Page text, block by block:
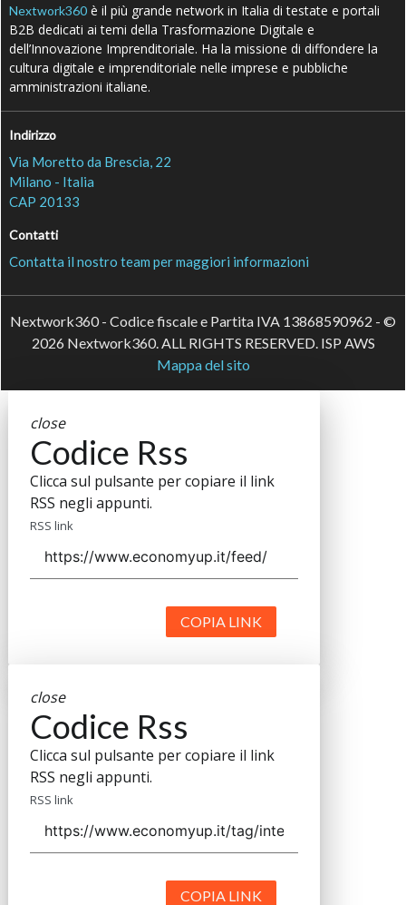
Nextwork360 è il più grande network in Italia di testate e portali
B2B dedicati ai temi della Trasformazione Digitale e
dell’Innovazione Imprenditoriale. Ha la missione di diffondere la
cultura digitale e imprenditoriale nelle imprese e pubbliche
amministrazioni italiane.
Indirizzo
Via Moretto da Brescia, 22
Milano - Italia
CAP 20133
Contatti
Contatta il nostro team per maggiori informazioni
Nextwork360 - Codice fiscale e Partita IVA 13868590962 - ©
2026 Nextwork360. ALL RIGHTS RESERVED. ISP AWS
Mappa del sito
close
Codice Rss
Clicca sul pulsante per copiare il link
RSS negli appunti.
RSS link
COPIA LINK
close
Codice Rss
Clicca sul pulsante per copiare il link
RSS negli appunti.
RSS link
COPIA LINK